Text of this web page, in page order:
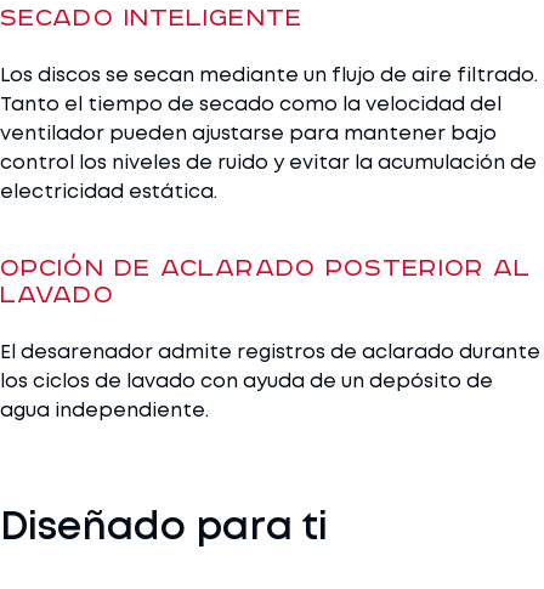
Secado inteligente
Los discos se secan mediante un flujo de aire filtrado.
Tanto el tiempo de secado como la velocidad del
ventilador pueden ajustarse para mantener bajo
control los niveles de ruido y evitar la acumulación de
electricidad estática.
Opción de aclarado posterior al
lavado
El desarenador admite registros de aclarado durante
los ciclos de lavado con ayuda de un depósito de
agua independiente.
Diseñado para ti